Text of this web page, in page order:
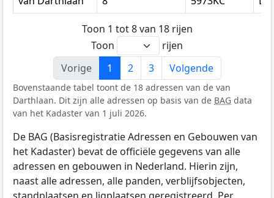
Toon 1 tot 8 van 18 rijen
Toon
rijen
Vorige
1 2 3 Volgende
Bovenstaande tabel toont de 18 adressen van de van
Darthlaan. Dit zijn alle adressen op basis van de BAG data
van het Kadaster van 1 juli 2026.
De BAG (Basisregistratie Adressen en Gebouwen van
het Kadaster) bevat de officiële gegevens van alle
adressen en gebouwen in Nederland. Hierin zijn,
naast alle adressen, alle panden, verblijfsobjecten,